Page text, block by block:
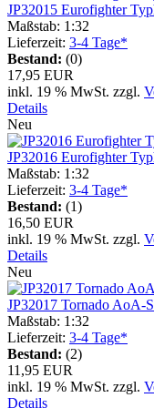
JP32015 Eurofighter
Maßstab: 1:32
Lieferzeit: 3-4 Tage*
Bestand: (0)
17,95 EUR
inkl. 19 % MwSt. zzgl.
Details
Neu
JP32016 Eurofighter
Maßstab: 1:32
Lieferzeit: 3-4 Tage*
Bestand: (1)
16,50 EUR
inkl. 19 % MwSt. zzgl.
Details
Neu
JP32017 Tornado AoA-
Maßstab: 1:32
Lieferzeit: 3-4 Tage*
Bestand: (2)
11,95 EUR
inkl. 19 % MwSt. zzgl.
Details